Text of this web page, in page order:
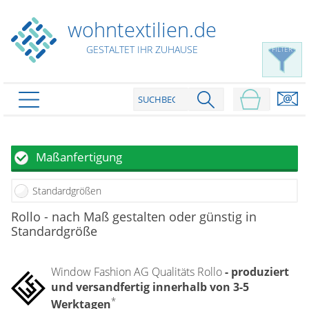
PRODUKTE
Plissee
Wabenplissees
Verdunklungsplissees
Outdoor-Plissees
gemusterte Plissees
Rollo
Rollos nach Maß
Rollos in Standardgrößen
Doppelrollo
Klemmrollo
Dachfenster Rollo
Raffrollo
Raffrollo Maß
Faltrollo / Raffgardinen
Flächenvorhang
Flächenvorhang nach Maß
Scheibengardinen
wohntextilien.de
GESTALTET IHR ZUHAUSE
Maßanfertigung
Standardgrößen
FILTER
Rollo - nach Maß gestalten oder günstig in
Standardgröße
Window Fashion AG Qualitäts Rollo- produziert
und versandfertig innerhalb von 3-5
Werktagen*